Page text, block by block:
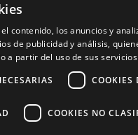
contenido, los anuncios y
de publicidad y análisis,
a partir del uso de sus
COOKIES
COOKIES NO